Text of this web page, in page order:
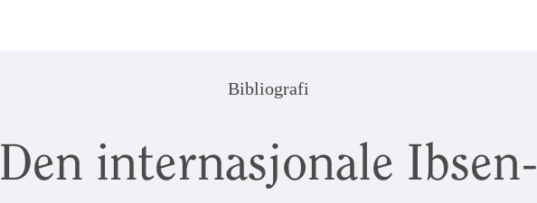
Bibliografi
Den internasjonale Ibsen-